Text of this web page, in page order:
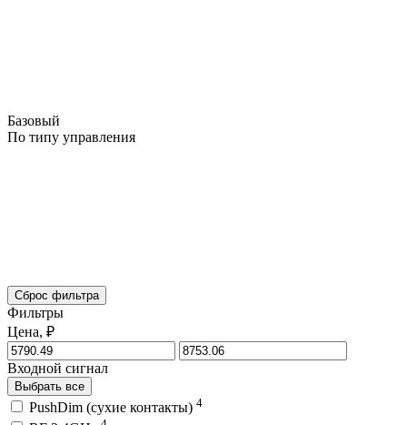
Базовый
По типу управления
Сброс фильтра
Фильтры
Цена, ₽
Входной сигнал
Выбрать все
PushDim (сухие контакты) 4